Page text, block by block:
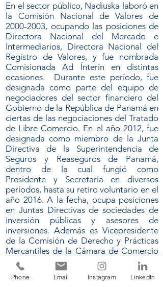
En el sector público, Nadiuska laboró en
la Comisión Nacional de Valores de
2000-2003, ocupando las posiciones de
Directora Nacional del Mercado e
Intermediarios, Directora Nacional del
Registro de Valores, y fue nombrada
Comisionada Ad Ínterin en distintas
ocasiones. Durante este período, fue
designada como parte del equipo de
negociadores del sector financiero del
Gobierno de la República de Panamá en
ciertas de las negociaciones del Tratado
de Libre Comercio. En el año 2012, fue
designada como miembro de la Junta
Directiva de la Superintendencia de
Seguros y Reaseguros de Panamá,
dentro de la cual fungió como
Presidente y Secretaria en diversos
períodos, hasta su retiro voluntario en el
año 2016. A la fecha, ocupa posiciones
en Juntas Directivas de sociedades de
inversión públicas y asesores de
inversiones. Además es Vicepresidente
de la Comisión de Derecho y Prácticas
Mercantiles de la Cámara de Comercio
Internacional - Capítulo de Panamá para
el período
2024-2026
y forma parte de
la Asociación Directoras Corporativas
Phone Email Instagram LinkedIn